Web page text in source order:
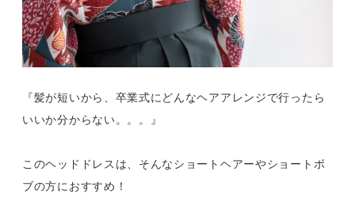
『髪が短いから、卒業式にどんなヘアアレンジで行ったら
いいか分からない。。。』
このヘッドドレスは、そんなショートヘアーやショートボ
ブの方におすすめ！